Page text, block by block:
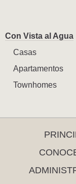
Con Vista al Agua
Casas
Apartamentos
Townhomes